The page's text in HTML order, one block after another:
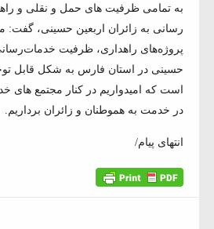
به تمامی ظرفیت های حمل و نقلی و
رسانی به زائران اربعین حسینی،
پروژه‌های راهداری، ظرفیت
حسینی در استان فارس به شکل قابل
است که امیدواریم در کنار مجتمع های
در خدمت به هموطنان و زائران برداریم.
انتهای پیام/